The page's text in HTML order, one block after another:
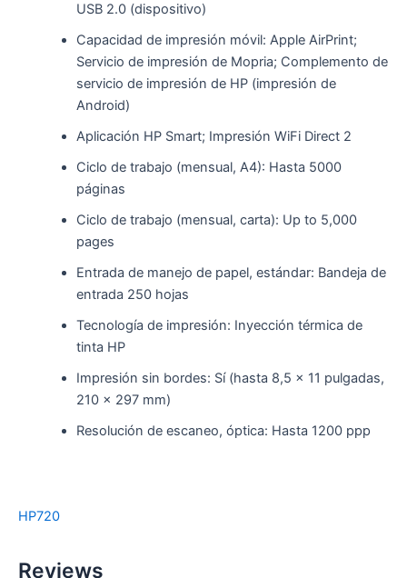
USB 2.0 (dispositivo)
Capacidad de impresión móvil: Apple AirPrint;
Servicio de impresión de Mopria; Complemento de
servicio de impresión de HP (impresión de
Android)
Aplicación HP Smart; Impresión WiFi Direct 2
Ciclo de trabajo (mensual, A4): Hasta 5000
páginas
Ciclo de trabajo (mensual, carta): Up to 5,000
pages
Entrada de manejo de papel, estándar: Bandeja de
entrada 250 hojas
Tecnología de impresión: Inyección térmica de
tinta HP
Impresión sin bordes: Sí (hasta 8,5 x 11 pulgadas,
210 x 297 mm)
Resolución de escaneo, óptica: Hasta 1200 ppp
HP720
Reviews